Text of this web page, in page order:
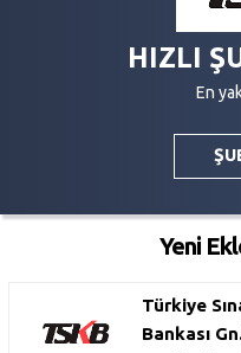
HIZLI
En
Yeni
Türkiye
Bankası